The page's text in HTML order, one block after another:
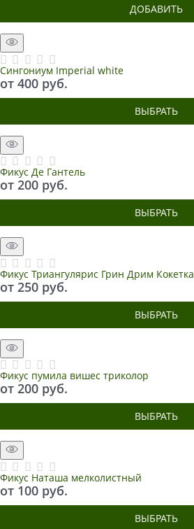
ДОБАВИТЬ
Сингониум Imperial white
от 400 руб.
ВЫБРАТЬ
Фикус Де Гантель
от 200 руб.
ВЫБРАТЬ
Фикус Триангулярис Грин Дрим Кокетка
от 250 руб.
ВЫБРАТЬ
Фикус пумила вишес триколор
от 200 руб.
ВЫБРАТЬ
Фикус Наташа мелколистный
от 100 руб.
ВЫБРАТЬ